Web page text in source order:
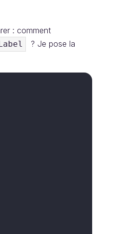
: comment
? Je pose la